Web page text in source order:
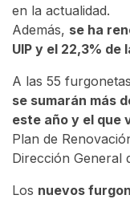
en la actualidad.
Además, se ha
UIP y el 22,3% de
A las 55
se sumarán más
este año y el que
Plan de
Dirección General
Los nuevos